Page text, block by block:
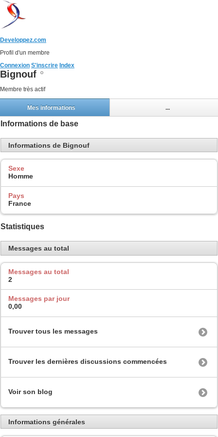
Developpez.com
Profil d'un membre
Connexion S'inscrire Index
Bignouf
Membre très actif
Mes informations ...
Informations de base
Informations de Bignouf
Sexe
Homme
Pays
France
Statistiques
Messages au total
Messages au total
2
Messages par jour
0,00
Trouver tous les messages
Trouver les dernières discussions commencées
Voir son blog
Informations générales